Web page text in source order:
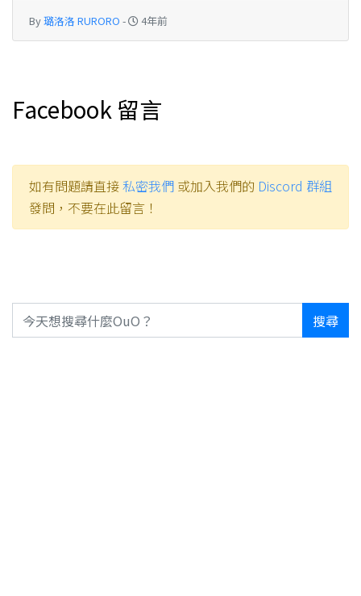
By璐洛洛 RURORO - 4年前
Facebook 留言
如有問題請直接私密我們 或加入我們的 Discord 群組
發問，不要在此留言！
搜尋